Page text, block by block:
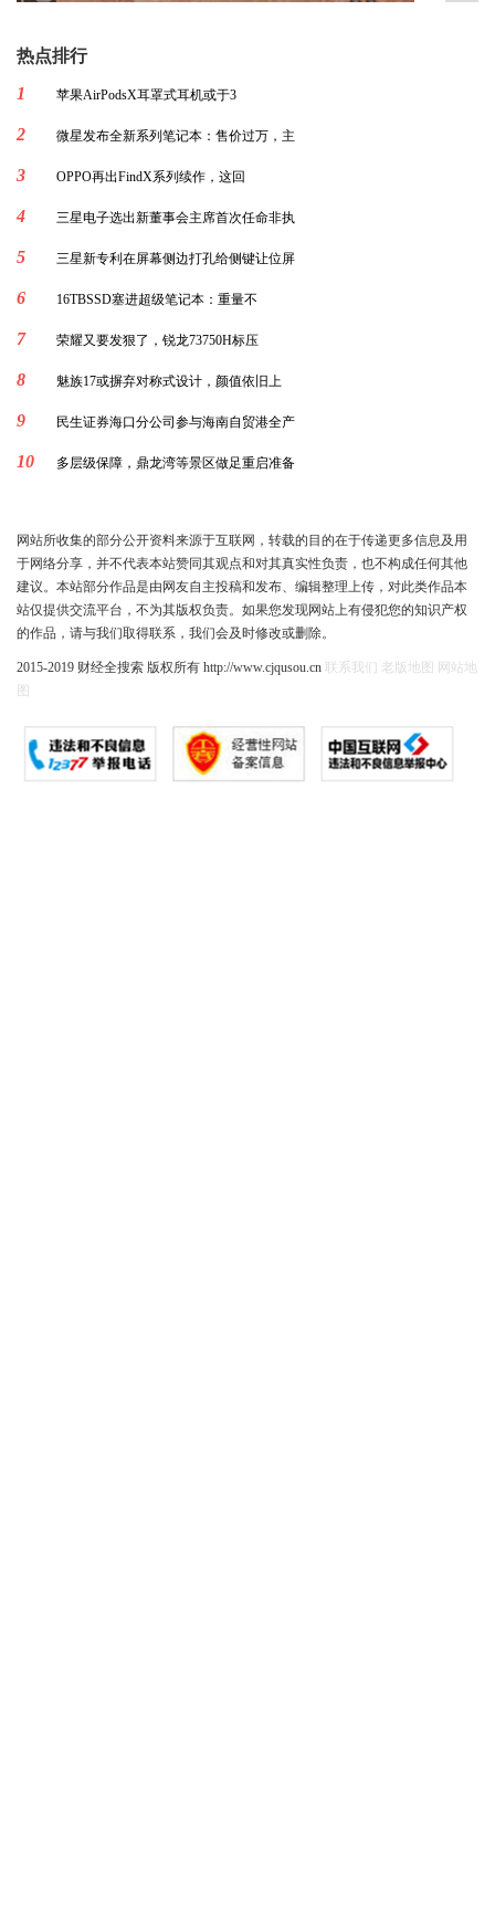
热点排行
1
苹果AirPodsX耳罩式耳机或于3
2 微星发布全新系列笔记本：售价过万，主
3 OPPO再出FindX系列续作，这回
4 三星电子选出新董事会主席首次任命非执
5 三星新专利在屏幕侧边打孔给侧键让位屏
6 16TBSSD塞进超级笔记本：重量不
7 荣耀又要发狠了，锐龙73750H标压
8 魅族17或摒弃对称式设计，颜值依旧上
9 民生证券海口分公司参与海南自贸港全产
10 多层级保障，鼎龙湾等景区做足重启准备
网站所收集的部分公开资料来源于互联网，转载的目的在于传递更多信息及用
于网络分享，并不代表本站赞同其观点和对其真实性负责，也不构成任何其他
建议。本站部分作品是由网友自主投稿和发布、编辑整理上传，对此类作品本
站仅提供交流平台，不为其版权负责。如果您发现网站上有侵犯您的知识产权
的作品，请与我们取得联系，我们会及时修改或删除。
2015-2019 财经全搜索 版权所有 http://www.cjqusou.cn 联系我们 老版地图
网站地
图